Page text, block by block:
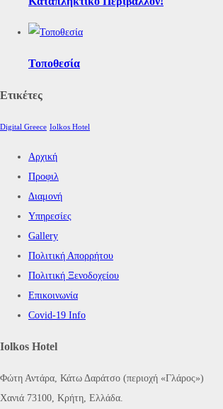
Τοποθεσία
Ετικέτες
Digital Greece Iolkos Hotel
Αρχική
Προφιλ
Διαμονή
Υπηρεσίες
Gallery
Πολιτική Απορρήτου
Πολιτική Ξενοδοχείου
Επικοινωνία
Covid-19 Info
Iolkos Hotel
Φώτη Αντάρα, Κάτω Δαράτσο (περιοχή «Γλάρος»)
Χανιά 73100, Κρήτη, Ελλάδα.